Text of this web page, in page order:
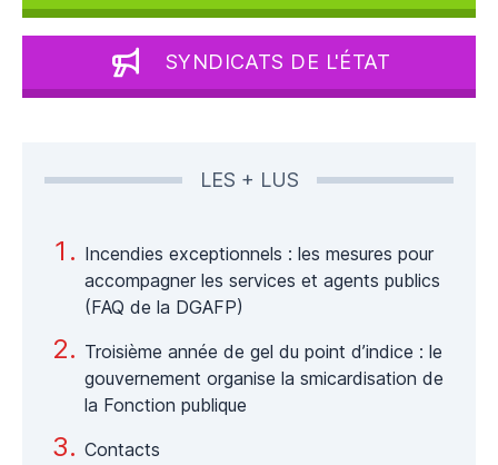
SYNDICATS DE L'ÉTAT
LES + LUS
Incendies exceptionnels : les mesures pour
accompagner les services et agents publics
(FAQ de la DGAFP)
Troisième année de gel du point d’indice : le
gouvernement organise la smicardisation de
la Fonction publique
Contacts